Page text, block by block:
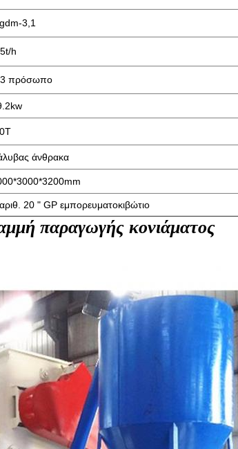
3,1
h
πρόσωπο
άνθρακα
20 " GP εμπορευματοκιβώτιο
παραγωγής κονιάματος